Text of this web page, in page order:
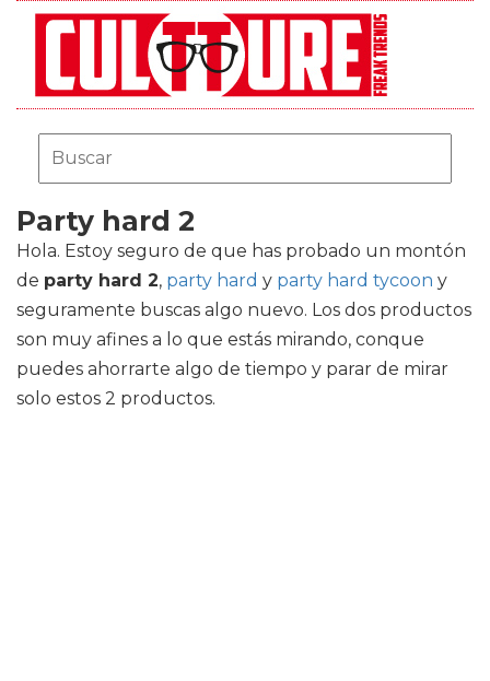
Party hard 2
Hola. Estoy seguro de que has probado un montón
de party hard 2, party hard y party hard tycoon y
seguramente buscas algo nuevo. Los dos productos
son muy afines a lo que estás mirando, conque
puedes ahorrarte algo de tiempo y parar de mirar
solo estos 2 productos.